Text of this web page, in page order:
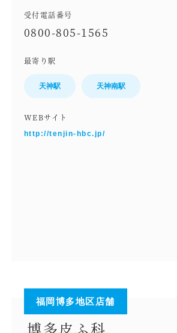
受付電話番号
0800-805-1565
最寄り駅
天神駅 天神南駅
WEBサイト
http://tenjin-hbc.jp/
福岡博多地区店舗
博多皮ふ科